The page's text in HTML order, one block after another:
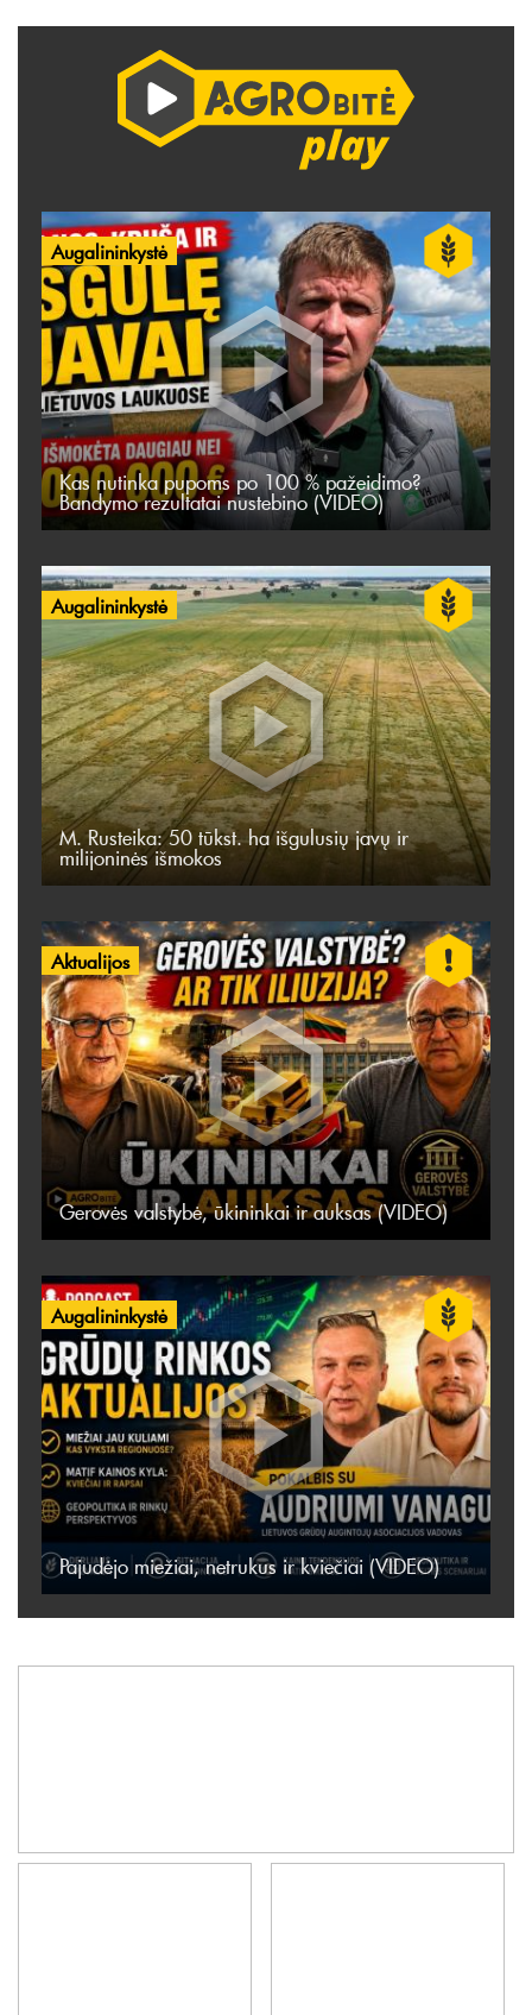
Augalininkystė
Kas nutinka pupoms po 100 % pažeidimo?
Bandymo rezultatai nustebino (VIDEO)
Augalininkystė
M. Rusteika: 50 tūkst. ha išgulusių javų ir
milijoninės išmokos
Aktualijos
Gerovės valstybė, ūkininkai ir auksas (VIDEO)
Augalininkystė
Pajudėjo miežiai, netrukus ir kviečiai (VIDEO)